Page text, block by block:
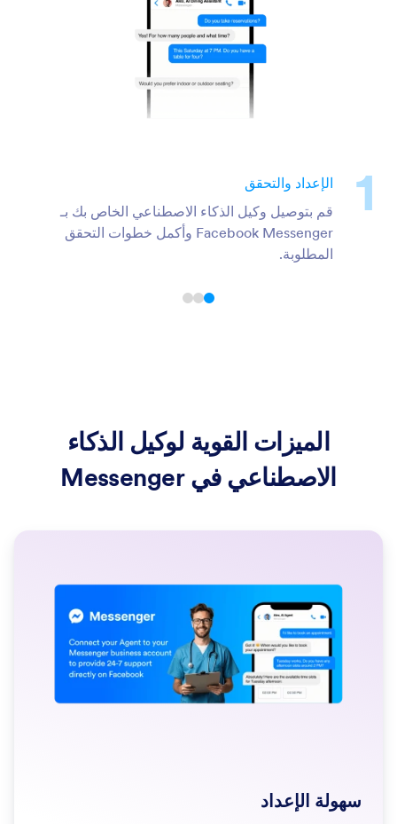
الإعداد والتحقق
قم بتوصيل وكيل الذكاء الاصطناعي الخاص بك بـ
Facebook Messenger وأكمل خطوات التحقق
المطلوبة.
الميزات القوية لوكيل الذكاء
الاصطناعي في Messenger
سهولة الإعداد